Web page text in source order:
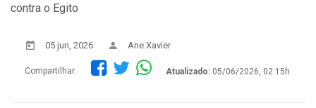
contra o Egito
05 jun, 2026 Ane Xavier
Compartilhar: Atualizado: 05/06/2026, 02:15h